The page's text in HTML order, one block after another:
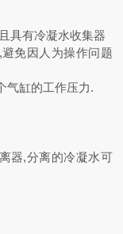
具有冷凝水收集器
免因人为操作问题
气缸的工作压力.
器,分离的冷凝水可